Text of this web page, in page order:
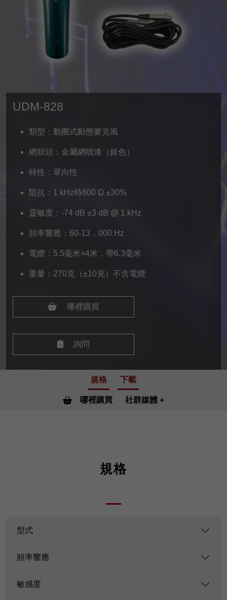
UDM-828
類型：動圈式動態麥克風
網狀頭：金屬網噴漆（銀色）
特性：單向性
阻抗：1 kHz時600 Ω ±30%
靈敏度：-74 dB ±3 dB @ 1 kHz
頻率響應：60-13，000 Hz
電纜：5.5毫米×4米，帶6.3毫米
重量：270克（±10克）不含電纜
哪裡購買
詢問
規格 下載
哪裡購買 社群媒體
規格
型式
頻率響應
敏感度